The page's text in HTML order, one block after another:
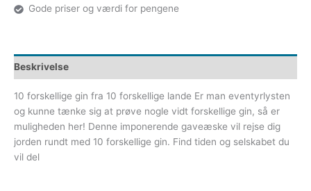
Gode priser og værdi for pengene
Beskrivelse
10 forskellige gin fra 10 forskellige lande Er man eventyrlysten
og kunne tænke sig at prøve nogle vidt forskellige gin, så er
muligheden her! Denne imponerende gaveæske vil rejse dig
jorden rundt med 10 forskellige gin. Find tiden og selskabet du
vil del